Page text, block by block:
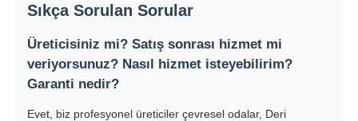
Sıkça Sorulan Sorular
Üreticisiniz mi? Satış sonrası hizmet mi
veriyorsunuz? Nasıl hizmet isteyebilirim?
Garanti nedir?
Evet, biz profesyonel üreticiler çevresel odalar, Deri